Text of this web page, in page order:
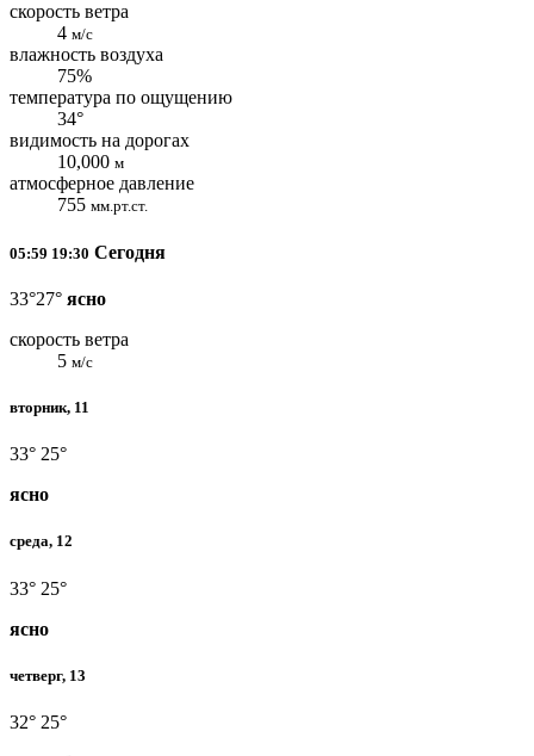
скорость ветра
4 м/с
влажность воздуха
75%
температура по ощущению
34°
видимость на дорогах
10,000 м
атмосферное давление
755 мм.рт.ст.
05:59 19:30 Сегодня
33°27° ясно
скорость ветра
5 м/с
вторник, 11
33° 25°
ясно
среда, 12
33° 25°
ясно
четверг, 13
32° 25°